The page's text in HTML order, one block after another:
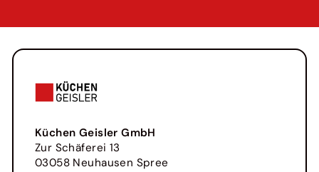
Küchen Geisler GmbH
Zur Schäferei 13
03058 Neuhausen Spree